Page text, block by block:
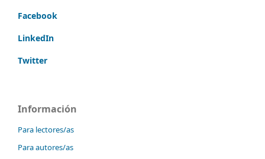
Facebook
LinkedIn
Twitter
Información
Para lectores/as
Para autores/as